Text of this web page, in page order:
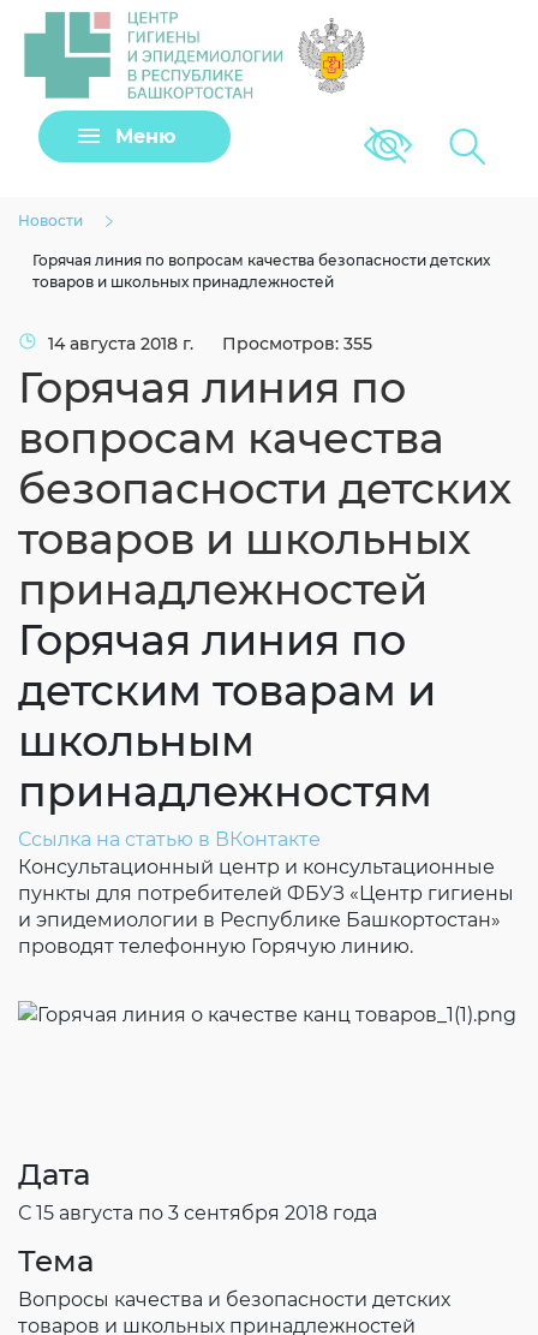
Меню Версия для
Новости
Горячая линия по вопросам качества безопасности детских
товаров и школьных принадлежностей
14 августа 2018 г. Просмотров: 355
Горячая линия по
вопросам качества
безопасности детских
товаров и школьных
принадлежностей
Горячая линия по
детским товарам и
школьным
принадлежностям
Ссылка на статью в ВКонтакте
Консультационный центр и консультационные
пункты для потребителей ФБУЗ «Центр гигиены
и эпидемиологии в Республике Башкортостан»
проводят телефонную Горячую линию.
Дата
С 15 августа по 3 сентября 2018 года
Тема
Вопросы качества и безопасности детских
товаров и школьных принадлежностей
Задать вопрос
Клещи
Загрузить файл
Согласие на обработку личных данных
Введите слово с картинки*: